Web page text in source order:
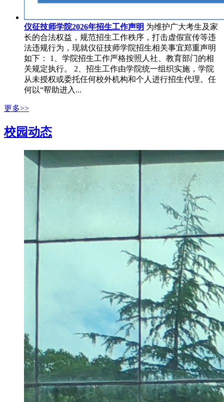
仪征技师学院2026年招生工作声明 为维护广大考生及家
长的合法权益，规范招生工作秩序，打击虚假宣传等违
法违规行为，现就仪征技师学院招生相关事宜郑重声明
如下： 1、学院招生工作严格按照人社、教育部门的相
关规定执行。 2、招生工作由学院统一组织实施，学院
从未授权或委托任何校外机构和个人进行招生代理。任
何以“帮助进入...
更多>>
校园动态